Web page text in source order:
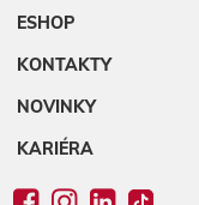
ESHOP
KONTAKTY
NOVINKY
KARIÉRA